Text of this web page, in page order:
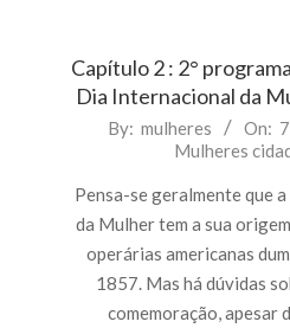
Capítulo 2 : 2°
Dia Internacional da
2022-By: mulheres On:
Mulheres
Pensa-se geralmente que
da Mulher tem a sua
operárias americanas
1857. Mas há dúvidas
comemoração, apesar